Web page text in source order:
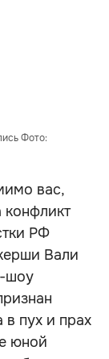
Фото:
вас,
конфликт
РФ
Вали
шоу
в пух и прах
юной